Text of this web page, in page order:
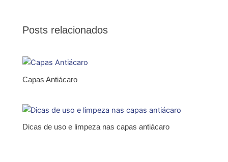
Posts relacionados
Capas Antiácaro
Dicas de uso e limpeza nas capas antiácaro